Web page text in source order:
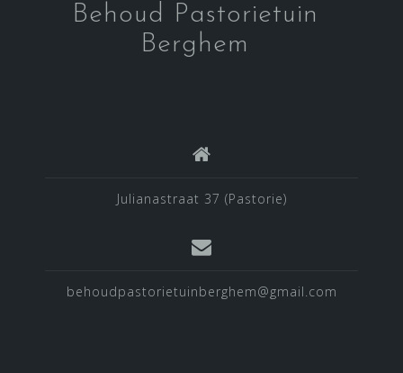
Behoud Pastorietuin
Berghem
Julianastraat 37 (Pastorie)
behoudpastorietuinberghem@gmail.com